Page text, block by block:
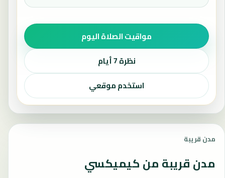
مواقيت الصلاة اليوم
نظرة 7 أيام
استخدم موقعي
مدن قريبة
مدن قريبة من كيميكسي